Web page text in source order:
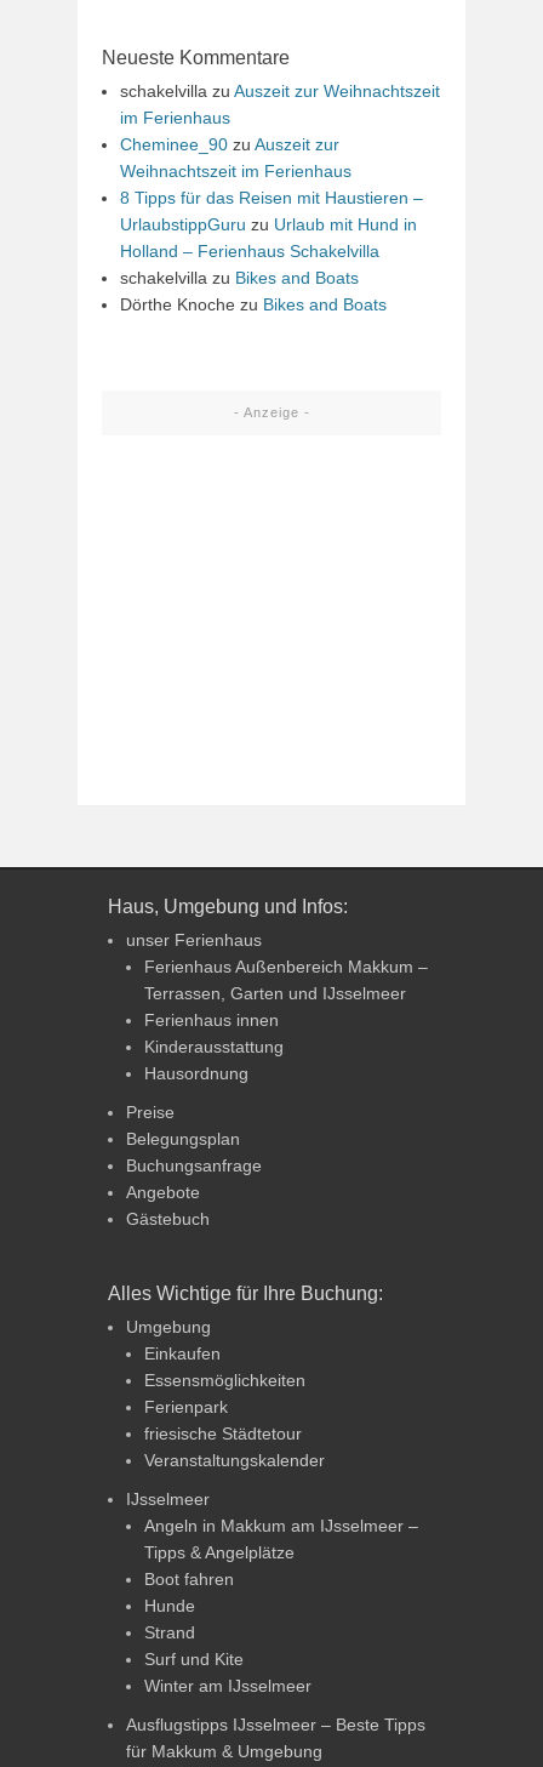
Neueste Kommentare
schakelvilla zu Auszeit zur Weihnachtszeit
im Ferienhaus
Cheminee_90 zu Auszeit zur
Weihnachtszeit im Ferienhaus
8 Tipps für das Reisen mit Haustieren –
UrlaubstippGuru zu Urlaub mit Hund in
Holland – Ferienhaus Schakelvilla
schakelvilla zu Bikes and Boats
Dörthe Knoche zu Bikes and Boats
- Anzeige -
Haus, Umgebung und Infos:
unser Ferienhaus
Ferienhaus Außenbereich Makkum –
Terrassen, Garten und IJsselmeer
Ferienhaus innen
Kinderausstattung
Hausordnung
Preise
Belegungsplan
Buchungsanfrage
Angebote
Gästebuch
Alles Wichtige für Ihre Buchung:
Umgebung
Einkaufen
Essensmöglichkeiten
Ferienpark
friesische Städtetour
Veranstaltungskalender
IJsselmeer
Angeln in Makkum am IJsselmeer –
Tipps & Angelplätze
Boot fahren
Hunde
Strand
Surf und Kite
Winter am IJsselmeer
Ausflugstipps IJsselmeer – Beste Tipps
für Makkum & Umgebung